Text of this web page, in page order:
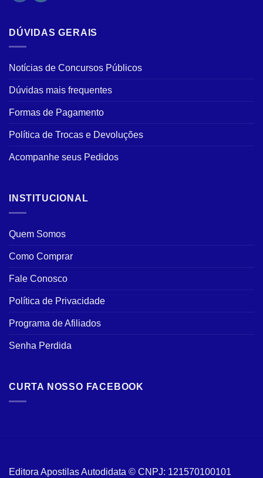
DÚVIDAS GERAIS
Notícias de Concursos Públicos
Dúvidas mais frequentes
Formas de Pagamento
Política de Trocas e Devoluções
Acompanhe seus Pedidos
INSTITUCIONAL
Quem Somos
Como Comprar
Fale Conosco
Política de Privacidade
Programa de Afiliados
Senha Perdida
CURTA NOSSO FACEBOOK
Editora Apostilas Autodidata © CNPJ: 121570100101